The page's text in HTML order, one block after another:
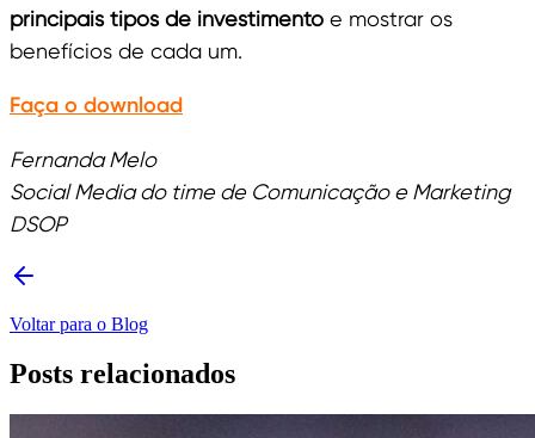
principais tipos de investimento e mostrar os
benefícios de cada um.
Faça o download
Fernanda Melo
Social Media do time de Comunicação e Marketing
DSOP
Voltar para o Blog
Posts relacionados